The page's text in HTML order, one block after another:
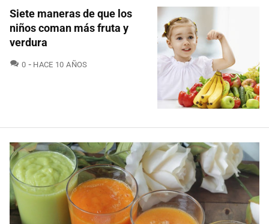
Siete maneras de que los
niños coman más fruta y
verdura
0 COMENTARIOS
HACE 10 AÑOS